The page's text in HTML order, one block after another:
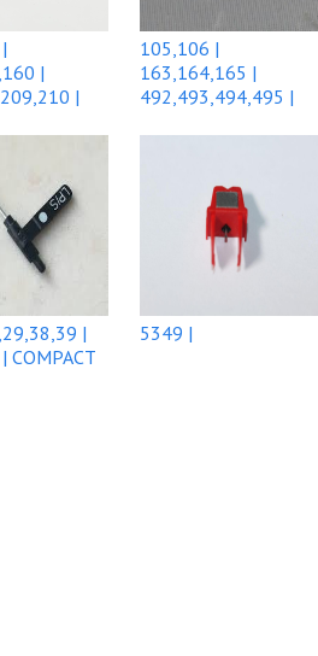
|
|
105,106 |
163,164,165 |
492,493,494,495 |
|
COMPACT
5349 |